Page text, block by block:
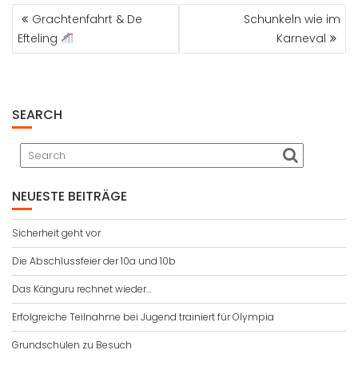
BEITRAGSNAVIGATION
Grachtenfahrt & De
Efteling
Schunkeln wie im
Karneval
SEARCH
NEUESTE BEITRÄGE
Sicherheit geht vor
Die Abschlussfeier der 10a und 10b
Das Känguru rechnet wieder…
Erfolgreiche Teilnahme bei Jugend trainiert für Olympia
Grundschulen zu Besuch